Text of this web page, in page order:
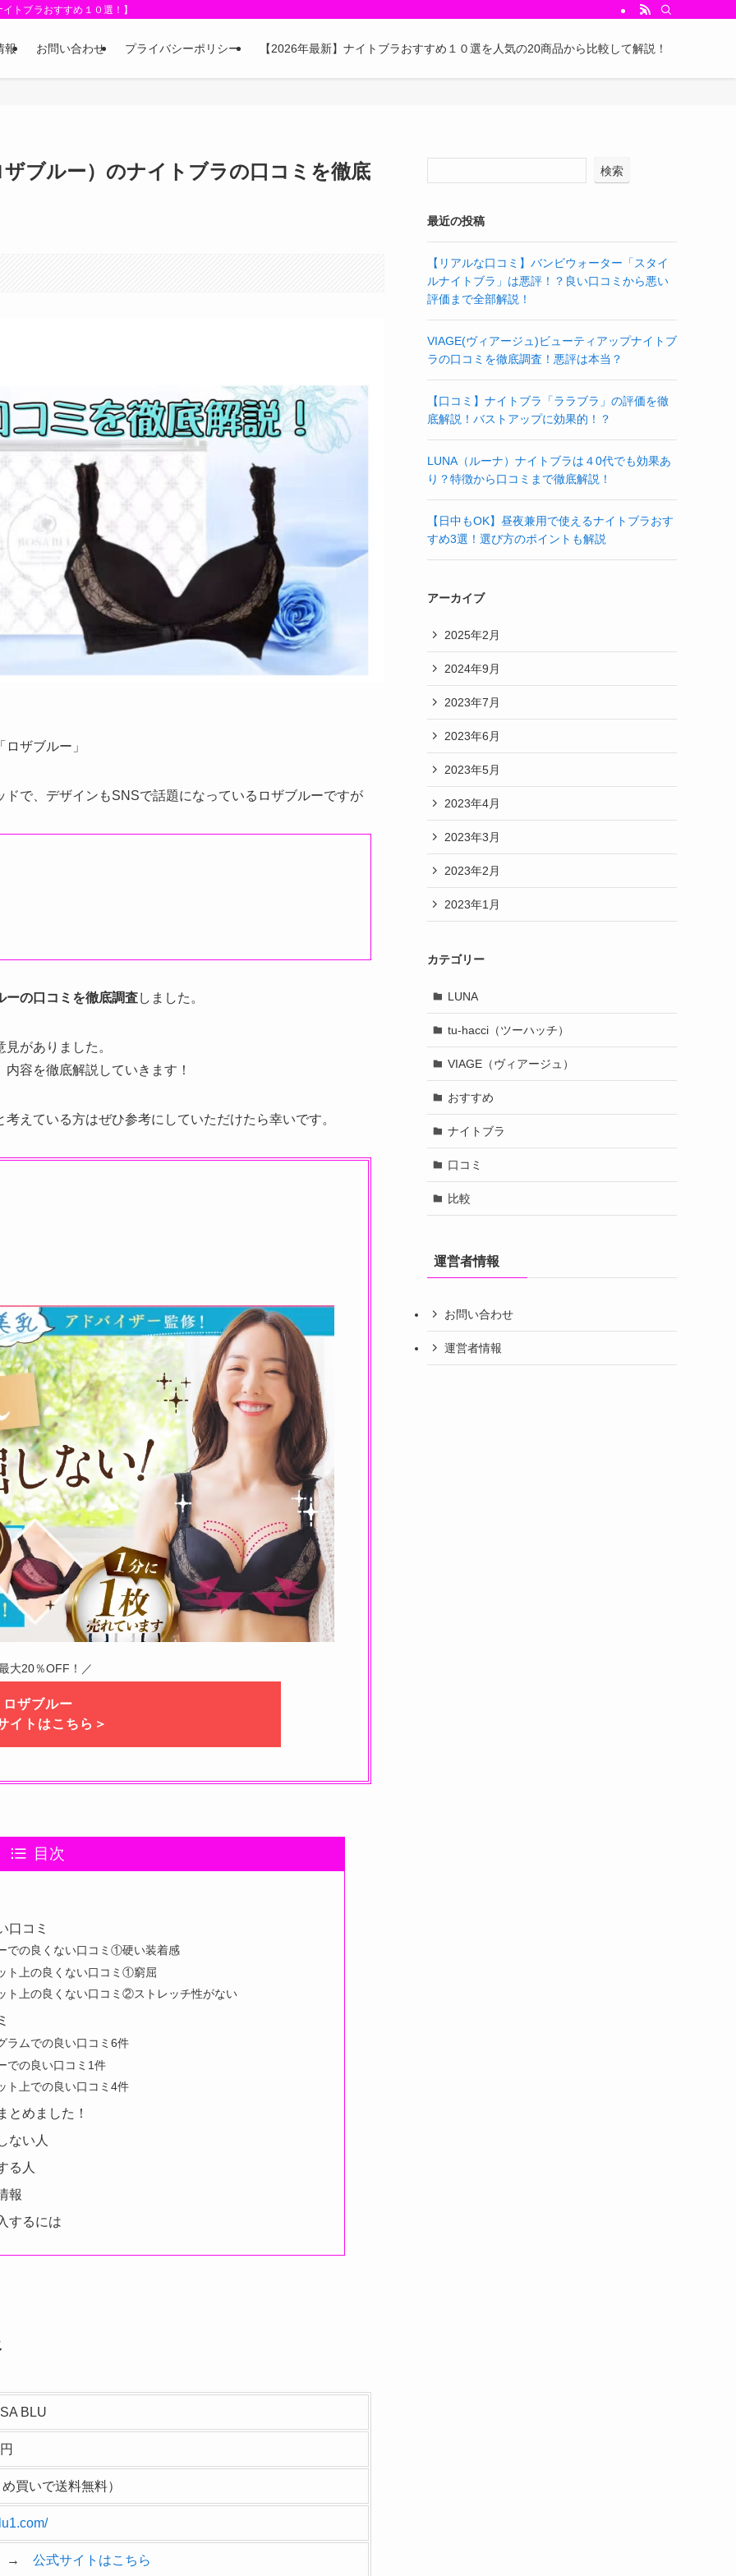
トブラおすすめ１０選！】
報 お問い合わせ プライバシーポリシー 【2026年最新】ナイトブラおすすめ１０選を人気の20商品から比較して解説！
ブルー）のナイトブラの口コミを徹底
ザブルー」
で、デザインもSNSで話題になっているロザブルーですが
ーの口コミを徹底調査しました。
がありました。
容を徹底解説していきます！
えている方はぜひ参考にしていただけたら幸いです。
大20％OFF！／
ロザブルー
イトはこちら＞
目次
口コミ
での良くない口コミ①硬い装着感
ト上の良くない口コミ①窮屈
ト上の良くない口コミ②ストレッチ性がない
ラムでの良い口コミ6件
での良い口コミ1件
ト上での良い口コミ4件
とめました！
ない人
る人
報
するには
BLU
買いで送料無料）
→ 公式サイトはこちら
検索
最近の投稿
【リアルな口コミ】バンビウォーター「スタイ
ルナイトブラ」は悪評！？良い口コミから悪い
評価まで全部解説！
VIAGE(ヴィアージュ)ビューティアップナイトブ
ラの口コミを徹底調査！悪評は本当？
【口コミ】ナイトブラ「ララブラ」の評価を徹
底解説！バストアップに効果的！？
LUNA（ルーナ）ナイトブラは４0代でも効果あ
り？特徴から口コミまで徹底解説！
【日中もOK】昼夜兼用で使えるナイトブラおす
すめ3選！選び方のポイントも解説
アーカイブ
2025年2月
2024年9月
2023年7月
2023年6月
2023年5月
2023年4月
2023年3月
2023年2月
2023年1月
カテゴリー
LUNA
tu-hacci（ツーハッチ）
VIAGE（ヴィアージュ）
おすすめ
ナイトブラ
口コミ
比較
運営者情報
お問い合わせ
運営者情報